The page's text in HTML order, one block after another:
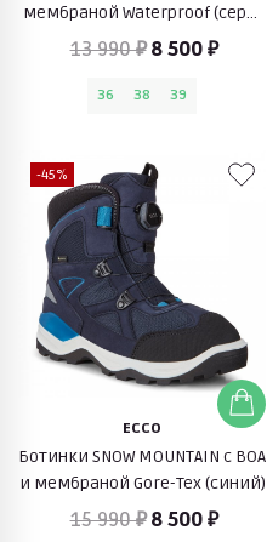
мембраной Waterproof (серо-
коричневый)
13 990 ₽ 8 500 ₽
36 38 39
-45%
ECCO
Ботинки SNOW MOUNTAIN с BOA
и мембраной Gore-Tex (синий)
15 990 ₽ 8 500 ₽